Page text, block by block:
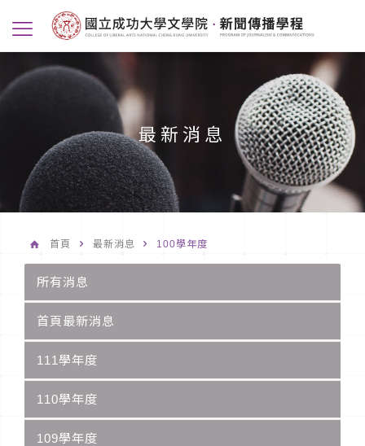
最新消息
首頁 最新消息 100學年度
所有消息
首頁最新消息
111學年度
110學年度
109學年度